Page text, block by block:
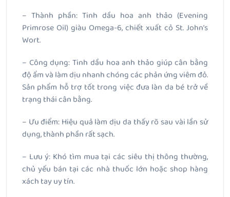
– Thành phần: Tinh dầu hoa anh thảo (Evening
Primrose Oil) giàu Omega-6, chiết xuất cỏ St. John’s
Wort.
– Công dụng: Tinh dầu hoa anh thảo giúp cân bằng
độ ẩm và làm dịu nhanh chóng các phản ứng viêm đỏ.
Sản phẩm hỗ trợ tốt trong việc đưa làn da bé trở về
trạng thái cân bằng.
– Ưu điểm: Hiệu quả làm dịu da thấy rõ sau vài lần sử
dụng, thành phần rất sạch.
– Lưu ý: Khó tìm mua tại các siêu thị thông thường,
chủ yếu bán tại các nhà thuốc lớn hoặc shop hàng
xách tay uy tín.